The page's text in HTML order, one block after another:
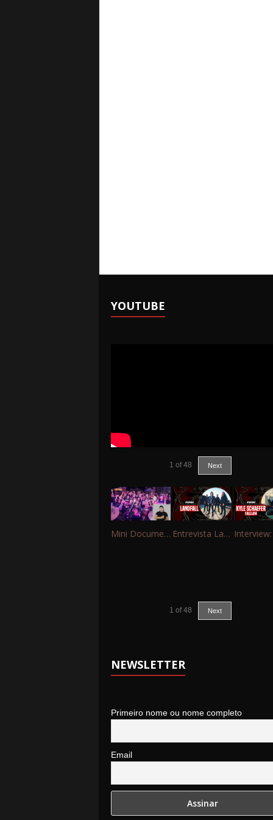
YOUTUBE
1 of 48 Next
Mini Documentário – 10 Anos de Portinho Rock Entrevista Landfall
1 of 48 Next
NEWSLETTER
Primeiro nome ou nome completo
Email